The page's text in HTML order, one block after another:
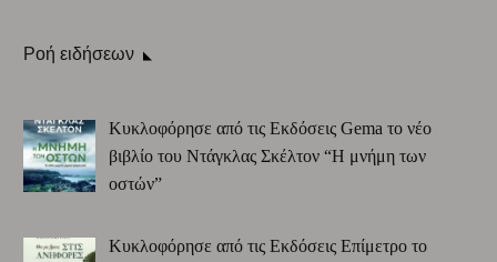
Ροή ειδήσεων
Κυκλοφόρησε από τις Εκδόσεις Gema το νέο
βιβλίο του Ντάγκλας Σκέλτον “Η μνήμη των
οστών”
Κυκλοφόρησε από τις Εκδόσεις Επίμετρο το